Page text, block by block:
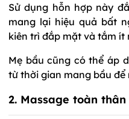
Sử dụng hỗn hợp này
mang lại hiệu quả bất
kiên trì đắp mặt và tắm
Mẹ bầu cũng có thể áp
từ thời gian mang bầu
2. Massage toàn